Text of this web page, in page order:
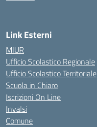
Link Esterni
MIUR
Ufficio Scolastico Regionale
Ufficio Scolastico Territoriale
Scuola in Chiaro
Iscrizioni On Line
Invalsi
Comune